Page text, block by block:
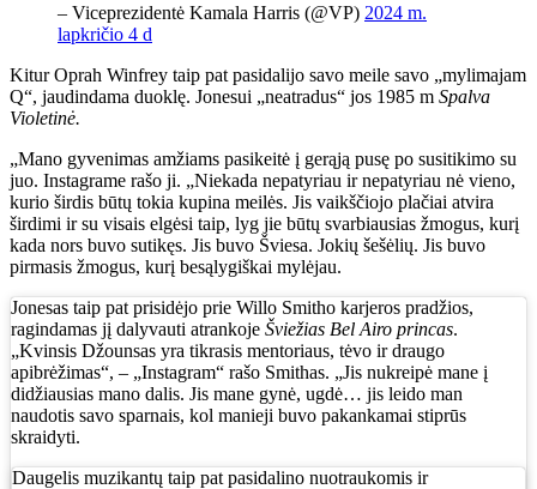
– Viceprezidentė Kamala Harris (@VP) 2024 m.
lapkričio 4 d
Kitur Oprah Winfrey taip pat pasidalijo savo meile savo „mylimajam
Q“, jaudindama duoklę. Jonesui „neatradus“ jos 1985 m Spalva
Violetinė.
„Mano gyvenimas amžiams pasikeitė į gerąją pusę po susitikimo su
juo. Instagrame rašo ji. „Niekada nepatyriau ir nepatyriau nė vieno,
kurio širdis būtų tokia kupina meilės. Jis vaikščiojo plačiai atvira
širdimi ir su visais elgėsi taip, lyg jie būtų svarbiausias žmogus, kurį
kada nors buvo sutikęs. Jis buvo Šviesa. Jokių šešėlių. Jis buvo
pirmasis žmogus, kurį besąlygiškai mylėjau.
Jonesas taip pat prisidėjo prie Willo Smitho karjeros pradžios,
ragindamas jį dalyvauti atrankoje Šviežias Bel Airo princas.
„Kvinsis Džounsas yra tikrasis mentoriaus, tėvo ir draugo
apibrėžimas“, – „Instagram“ rašo Smithas. „Jis nukreipė mane į
didžiausias mano dalis. Jis mane gynė, ugdė… jis leido man
naudotis savo sparnais, kol manieji buvo pakankamai stiprūs
skraidyti.
Daugelis muzikantų taip pat pasidalino nuotraukomis ir